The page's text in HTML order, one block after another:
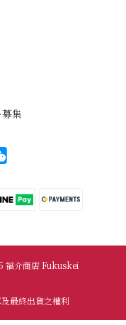
集
福介商店 Fukuskei
最終出貨之權利